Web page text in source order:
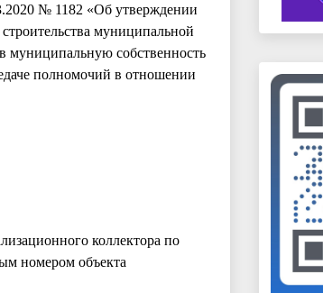
№ 1182 «Об утверждении
муниципальной
муниципальную собственность
полномочий в отношении
коллектора по
номером объекта